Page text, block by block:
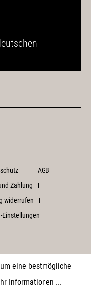
AGB
Zahlung
widerrufen
Einstellungen
eine bestmögliche
Informationen ...